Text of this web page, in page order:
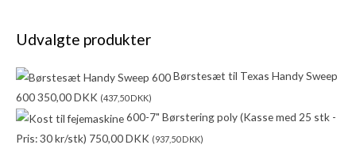
Udvalgte produkter
Børstesæt til Texas Handy Sweep
600350,00DKK (437,50DKK)
600-7" Børstering poly (Kasse med 25 stk -
Pris: 30 kr/stk) 750,00DKK (937,50DKK)